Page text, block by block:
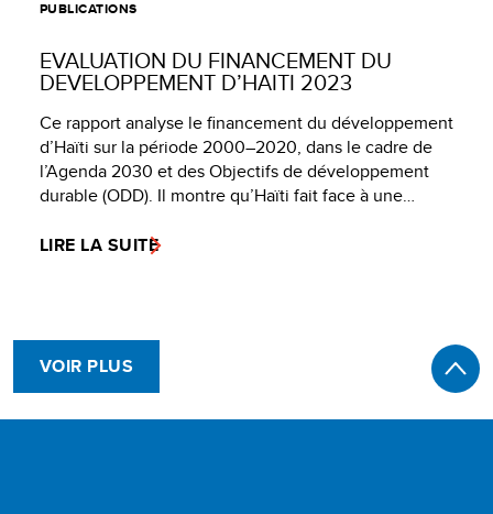
PUBLICATIONS
EVALUATION DU FINANCEMENT DU
DEVELOPPEMENT D’HAITI 2023
Ce rapport analyse le financement du développement
d’Haïti sur la période 2000–2020, dans le cadre de
l’Agenda 2030 et des Objectifs de développement
durable (ODD). Il montre qu’Haïti fait face à une…
LIRE LA SUITE
VOIR PLUS